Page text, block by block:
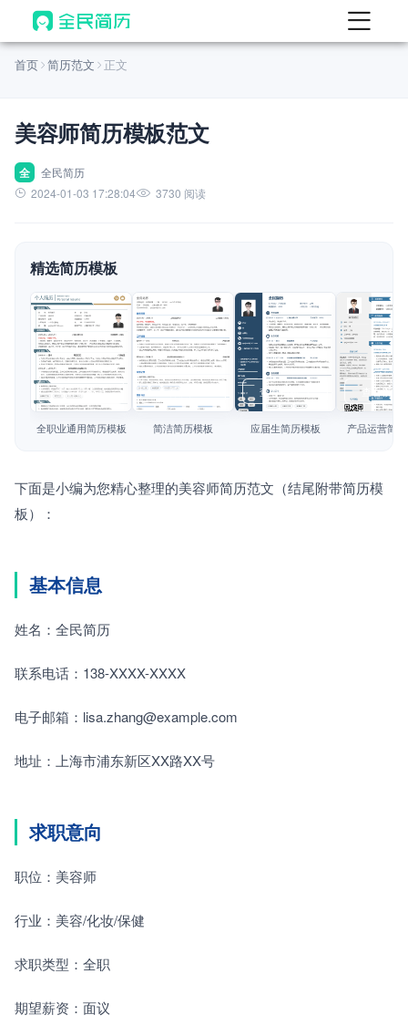
首页
AI 生成简历
AI 优化简历
AI 翻译简历
AI 模拟面试
面试自我介绍
AI 职场工具 New
简历模板
简历教程
首页 简历范文 正文
美容师简历模板范文
全
全民简历
2024-01-03 17:28:04
3730 阅读
精选简历模板
查看模板
全职业通用简历模板
查看模板
简洁简历模板
查看模板
应届生简历模板
查看模板
产品运营简
下面是小编为您精心整理的美容师简历范文（结尾附带简历模
板）：
基本信息
姓名：全民简历
联系电话：138-XXXX-XXXX
电子邮箱：lisa.zhang@example.com
地址：上海市浦东新区XX路XX号
求职意向
职位：美容师
行业：美容/化妆/保健
求职类型：全职
期望薪资：面议